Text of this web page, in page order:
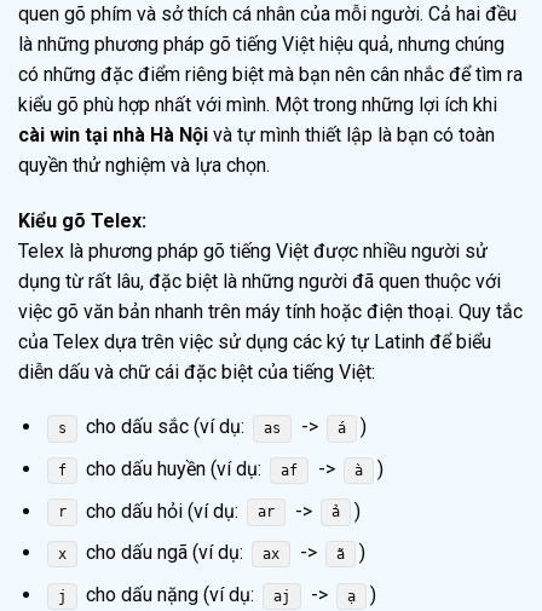
quen gõ phím và sở thích cá nhân của mỗi người. Cả hai đều
là những phương pháp gõ tiếng Việt hiệu quả, nhưng chúng
có những đặc điểm riêng biệt mà bạn nên cân nhắc để tìm ra
kiểu gõ phù hợp nhất với mình. Một trong những lợi ích khi
cài win tại nhà Hà Nội và tự mình thiết lập là bạn có toàn
quyền thử nghiệm và lựa chọn.
Kiểu gõ Telex:
Telex là phương pháp gõ tiếng Việt được nhiều người sử
dụng từ rất lâu, đặc biệt là những người đã quen thuộc với
việc gõ văn bản nhanh trên máy tính hoặc điện thoại. Quy tắc
của Telex dựa trên việc sử dụng các ký tự Latinh để biểu
diễn dấu và chữ cái đặc biệt của tiếng Việt:
s cho dấu sắc (ví dụ: as -> á )
f cho dấu huyền (ví dụ: af -> à )
r cho dấu hỏi (ví dụ: ar -> ả )
x cho dấu ngã (ví dụ: ax -> ã )
j cho dấu nặng (ví dụ: aj -> ạ )